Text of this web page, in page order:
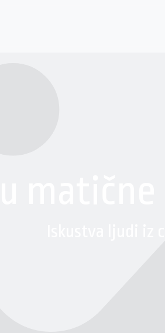
Iskustva ljudi iz